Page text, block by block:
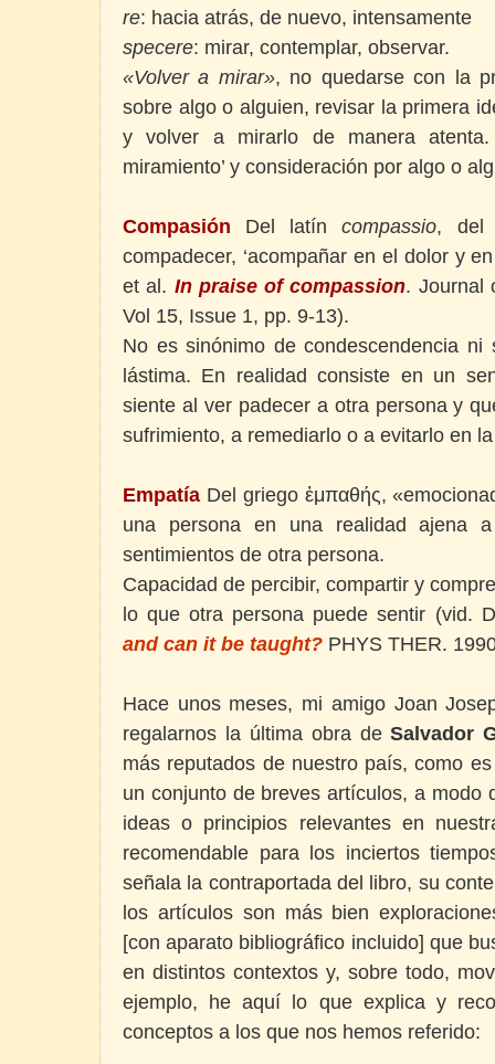
re: hacia atrás, de nuevo, intensamente
specere: mirar, contemplar, observar.
«Volver a mirar», no quedarse con la
sobre algo o alguien, revisar la primera
y volver a mirarlo de manera atenta.
miramiento’ y consideración por algo o
Compasión Del latíncompassio, del
compadecer, ‘acompañar en el dolor y
et al. In praise of compassion. Journal
Vol 15, Issue 1, pp. 9-13).
No es sinónimo de condescendencia
lástima. En realidad consiste en un
siente al ver padecer a otra persona y
sufrimiento, a remediarlo o a evitarlo en
Empatía Del griego ἐμπαθής,
una persona en una realidad ajena
sentimientos de otra persona.
Capacidad de percibir, compartir y
lo que otra persona puede sentir (vid.
and can it be taught? PHYS THER.
Hace unos meses, mi amigo Joan
regalarnos la última obra deSalvador
más reputados de nuestro país, como
un conjunto de breves artículos, a modo
ideas o principios relevantes en
recomendable para los inciertos
señala la contraportada del libro, su
los artículos son más bien
[con aparato bibliográfico incluido] que
en distintos contextos y, sobre todo,
ejemplo, he aquí lo que explica y
conceptos a los que nos hemos referido: